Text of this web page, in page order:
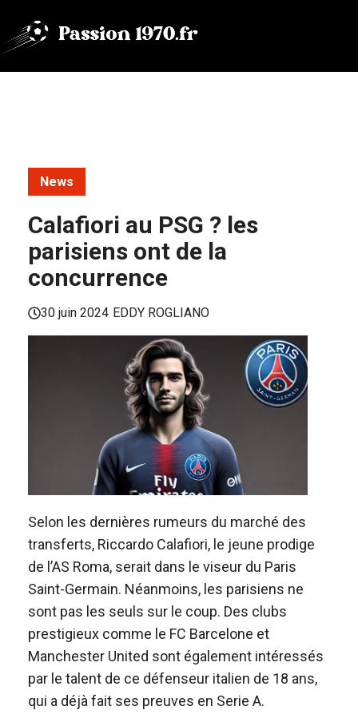
contenu
News
Calafiori au PSG ? les
parisiens ont de la
concurrence
30 juin 2024 EDDY ROGLIANO
Selon les dernières rumeurs du marché des
transferts, Riccardo Calafiori, le jeune prodige
de l’AS Roma, serait dans le viseur du Paris
Saint-Germain. Néanmoins, les parisiens ne
sont pas les seuls sur le coup. Des clubs
prestigieux comme le FC Barcelone et
Manchester United sont également intéressés
par le talent de ce défenseur italien de 18 ans,
qui a déjà fait ses preuves en Serie A.